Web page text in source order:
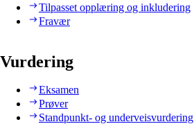
Tilpasset opplæring og inkludering
Fravær
Vurdering
Eksamen
Prøver
Standpunkt- og underveisvurdering